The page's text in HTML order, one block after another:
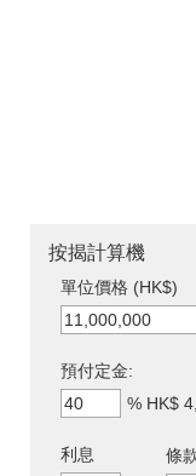
按揭計算機
單位價格 (HK$)
預付定金:
% HK$
利息
條